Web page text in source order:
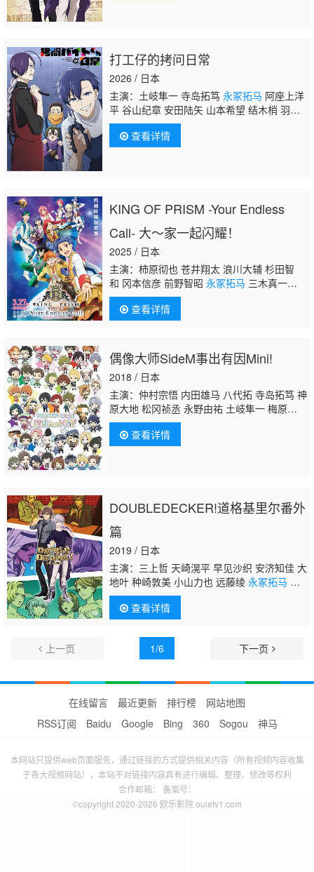
打工仔的拷问日常
2026 / 日本
主演：土岐隼一 寺岛拓笃 永冢拓马 阿座上洋
平 谷山纪章 安田陆矢 山本希望 结木梢 羽鸟
飒希 大野智敬
查看详情
KING OF PRISM -Your Endless
Call- 大～家一起闪耀！
2025 / 日本
主演：柿原彻也 苍井翔太 浪川大辅 杉田智
和 冈本信彦 前野智昭 永冢拓马 三木真一
郎 森久保祥太郎 齐藤壮马 内田雄马 武内骏
辅 八代拓 大桥贤一郎 增田俊树 山下诚一
郎 畠中祐 关俊彦 近藤隆 田丸笃志 寺岛惇
龙之 鹈泽正太郎 浦田涉 天月
查看详情
偶像大师SideM事出有因Mini!
2018 / 日本
主演：仲村宗悟 内田雄马 八代拓 寺岛拓笃 神
原大地 松冈祯丞 永野由祐 土岐隼一 梅原裕一
郎 堀江瞬 高冢智人 山谷祥生 菊池勇成 熊谷
健太郎 滨健人 增元拓也 バレッタ裕 山下大
辉 中田祐矢 野上翔 千叶翔也 白井悠介
树 寺岛惇太 小松昌平 滨野大辉 三瓶由布
航 河西健吾 立木文彦
查看详情
DOUBLEDECKER!道格基里尔番外
篇
2019 / 日本
主演：三上哲 天崎滉平 早见沙织 安济知佳 大
地叶 种崎敦美 小山力也 远藤绫 永冢拓马 藤
原祐规 东地宏树 细谷佳正 乃村健次 矶边万沙
子 上田燿司
查看详情
上一页 1/6 下一页
在线留言 最近更新 排行榜
网站地图
RSS订阅
Baidu Google Bing 360 Sogou 神马
本网站只提供web页面服务，通过链接的方式提供相关内容（所有视频内容收集
于各大视频网站），本站不对链接内容具有进行编辑、整理、修改等权利
合作邮箱： 备案号：
©copyright 2020-2026 欧乐影院 ouletv1.com